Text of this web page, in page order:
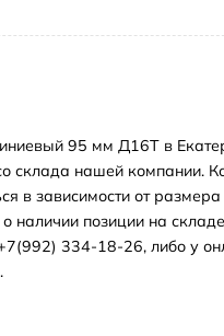
95 мм Д16Т в
склада нашей компании.
в зависимости от размера
наличии позиции на
334-18-26, либо у